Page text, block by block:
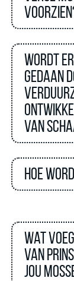
Wordt
gedaan
van
Hoe
Wat
van
jou